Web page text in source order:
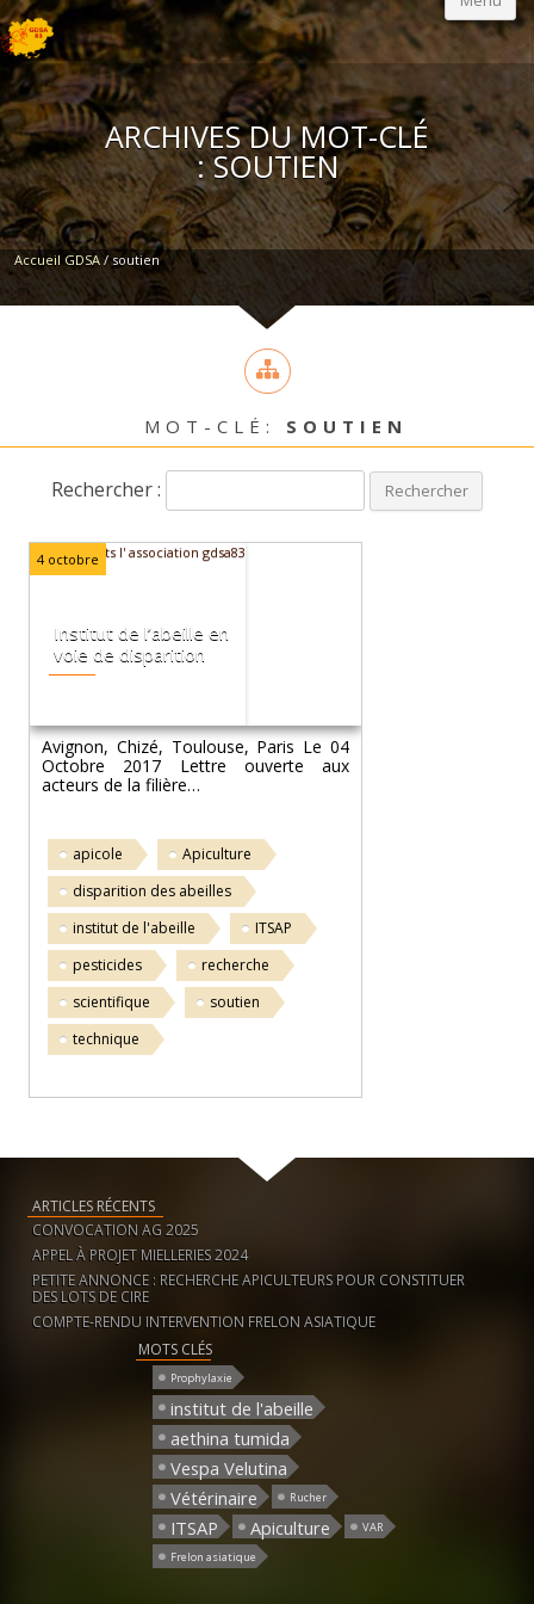
ARCHIVES DU MOT-CLÉ
:SOUTIEN
Accueil GDSA/soutien
MOT-CLÉ: SOUTIEN
Rechercher :
4 octobre
Institut de l’abeille en
voie de disparition
Avignon, Chizé, Toulouse, Paris Le 04
Octobre 2017 Lettre ouverte aux
acteurs de la filière…
apicole
Apiculture
disparition des abeilles
institut de l'abeille
ITSAP
pesticides
recherche
scientifique
soutien
technique
ARTICLES RÉCENTS
CONVOCATION AG 2025
APPEL À PROJET MIELLERIES 2024
PETITE ANNONCE : RECHERCHE APICULTEURS POUR CONSTITUER
DES LOTS DE CIRE
COMPTE-RENDU INTERVENTION FRELON ASIATIQUE
MOTS CLÉS
Prophylaxie
institut de l'abeille
aethina tumida
Vespa Velutina
Vétérinaire
Rucher
ITSAP Apiculture
VAR
Frelon asiatique